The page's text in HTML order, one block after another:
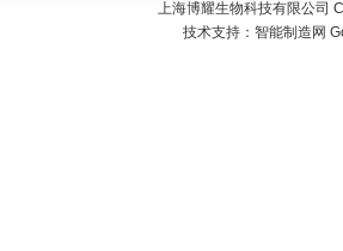
上海博耀生物科技有限公司
技术支持： 智能制造网